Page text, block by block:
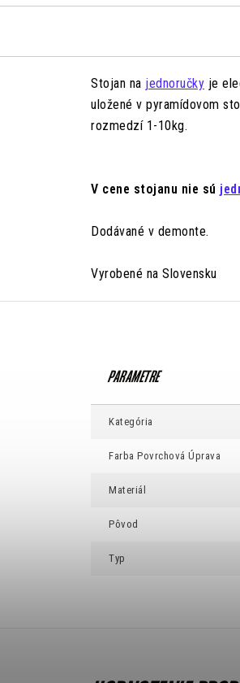
Stojan na jednoručky je
uložené v pyramídovom
rozmedzí 1-10kg.
V cene stojanu nie sú
Dodávané v demonte.
Vyrobené na Slovensku
Kategória
Farba Povrchová Úprava
Materiál
Pôvod
Typ